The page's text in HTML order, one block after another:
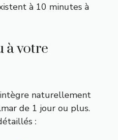
à 10 minutes à
à votre
naturellement
de 1 jour ou plus.
: